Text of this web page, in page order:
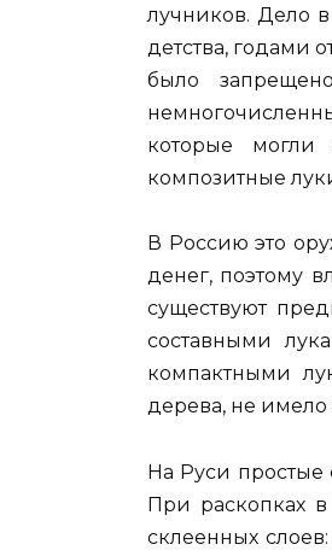
лучников. Дело
детства, годами
было
которые
композитные
В Россию это
денег, поэтому
существуют
составными
компактными
дерева, не
На Руси простые
При раскопках
склеенных